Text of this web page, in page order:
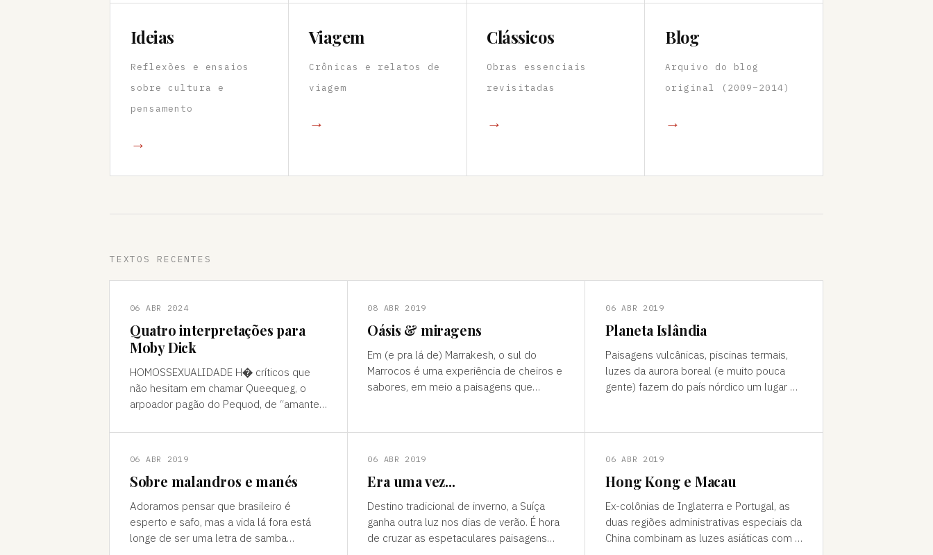
Ideias
Reflexões e ensaios
sobre cultura e
pensamento
→
Viagem
Crônicas e relatos de
viagem
→
Clássicos
Obras essenciais
revisitadas
→
Blog
Arquivo do blog
original (2009–2014)
→
TEXTOS RECENTES
06 ABR 2024
Quatro interpretações para
Moby Dick
HOMOSSEXUALIDADE H� críticos que
não hesitam em chamar Queequeg, o
arpoador pagão do Pequod, de “amante”
pode ser contestada, mas é compreens
08 ABR 2019
Oásis & miragens
Em (e pra lá de) Marrakesh, o sul do
Marrocos é uma experiência de cheiros e
sabores, em meio a paisagens que
06 ABR 2019
Planeta Islândia
Paisagens vulcânicas, piscinas termais,
luzes da aurora boreal (e muito pouca
gente) fazem do país nórdico um lugar de
06 ABR 2019
Sobre malandros e manés
Adoramos pensar que brasileiro é
esperto e safo, mas a vida lá fora está
longe de ser uma letra de samba
06 ABR 2019
Era uma vez...
Destino tradicional de inverno, a Suíça
ganha outra luz nos dias de verão. É hora
de cruzar as espetaculares paisagens
06 ABR 2019
Hong Kong e Macau
Ex-colônias de Inglaterra e Portugal, as
duas regiões administrativas especiais da
China combinam as luzes asiáticas com o